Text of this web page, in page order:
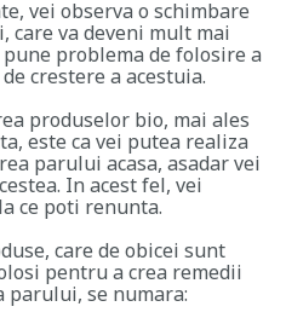
vei observa o schimbare
va deveni mult mai
problema de folosire a
crestere a acestuia.
produselor bio, mai ales
este ca vei putea realiza
parului acasa, asadar vei
In acest fel, vei
ce poti renunta.
care de obicei sunt
pentru a crea remedii
se numara: